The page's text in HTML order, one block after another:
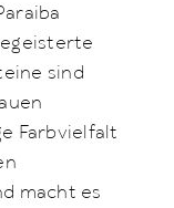
sind
Farbvielfalt
macht es